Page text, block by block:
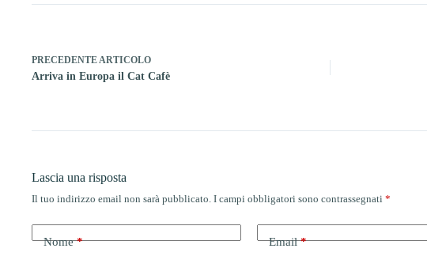
PRECEDENTEARTICOLO
Arriva in Europa il Cat Cafè
Lascia una risposta
Il tuo indirizzo email non sarà pubblicato. I campi obbligatori sono contrassegnati *
Nome* Email*